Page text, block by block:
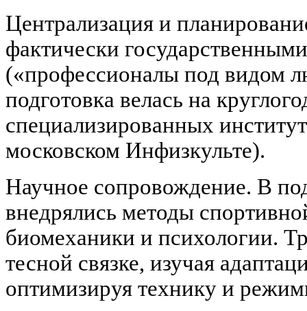
Централизация и
фактически
(«профессионалы под видом
подготовка велась на
специализированных
московском Инфизкульте).
Научное сопровождение. В
внедрялись методы
биомеханики и психологии.
тесной связке, изучая
оптимизируя технику и